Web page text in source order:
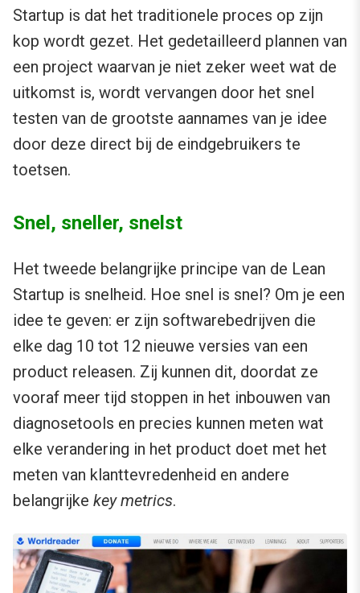
Startup is dat het traditionele proces op zijn
kop wordt gezet. Het gedetailleerd plannen van
een project waarvan je niet zeker weet wat de
uitkomst is, wordt vervangen door het snel
testen van de grootste aannames van je idee
door deze direct bij de eindgebruikers te
toetsen.
Snel, sneller, snelst
Het tweede belangrijke principe van de Lean
Startup is snelheid. Hoe snel is snel? Om je een
idee te geven: er zijn softwarebedrijven die
elke dag 10 tot 12 nieuwe versies van een
product releasen. Zij kunnen dit, doordat ze
vooraf meer tijd stoppen in het inbouwen van
diagnosetools en precies kunnen meten wat
elke verandering in het product doet met het
meten van klanttevredenheid en andere
belangrijke key metrics.